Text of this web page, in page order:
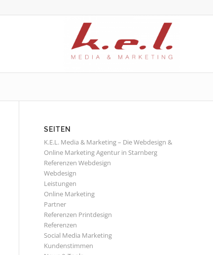
SEITEN
K.E.L. Media & Marketing – Die Webdesign &
Online Marketing Agentur in Starnberg
Referenzen Webdesign
Webdesign
Leistungen
Online Marketing
Partner
Referenzen Printdesign
Referenzen
Social Media Marketing
Kundenstimmen